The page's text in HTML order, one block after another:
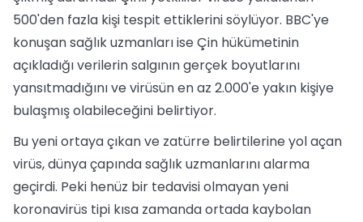
500'den fazla kişi tespit ettiklerini söylüyor. BBC'ye
konuşan sağlık uzmanları ise Çin hükümetinin
açıkladığı verilerin salgının gerçek boyutlarını
yansıtmadığını ve virüsün en az 2.000'e yakın kişiye
bulaşmış olabileceğini belirtiyor.
Bu yeni ortaya çıkan ve zatürre belirtilerine yol açan
virüs, dünya çapında sağlık uzmanlarını alarma
geçirdi. Peki henüz bir tedavisi olmayan yeni
koronavirüs tipi kısa zamanda ortada kaybolan